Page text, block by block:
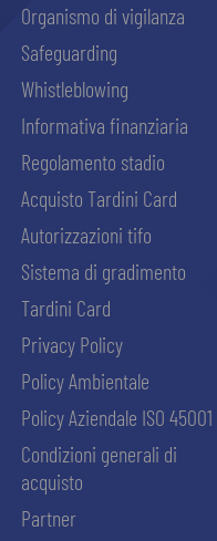
Organismo di vigilanza
Safeguarding
Whistleblowing
Informativa finanziaria
Regolamento stadio
Acquisto Tardini Card
Autorizzazioni tifo
Sistema di gradimento
Tardini Card
Privacy Policy
Policy Ambientale
Policy Aziendale ISO 45001
Condizioni generali di
acquisto
Partner